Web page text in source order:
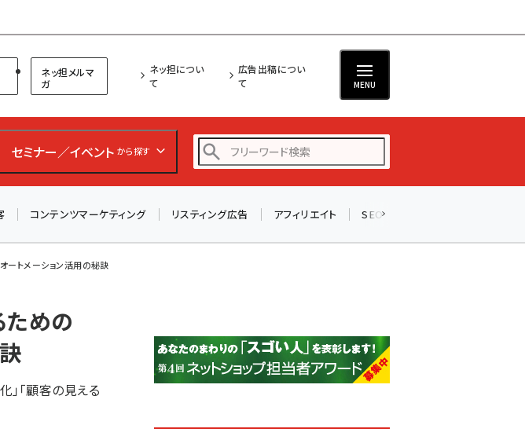
ネッ担メルマ
ガ
ネッ担につい
て
広告出稿につい
て
MENU
セミナー／イベント から探す
アスクル (1122)
base (1083)
コンテンツマーケティング リスティング広告 アフィリエイト SEO
ートメーション活用の秘訣
ための
「顧客の見える
べき「次の一手」とは？
責任者が登壇のリアルECセ
交流会も実施】